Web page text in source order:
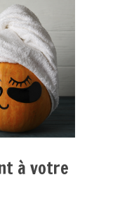
à votre